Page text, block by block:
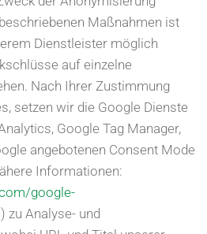
Maßnahmen ist
Dienstleister möglich
auf einzelne
Nach Ihrer Zustimmung
setzen wir die Google Dienste
Google Tag Manager,
angebotenen Consent Mode
Informationen:
google-
) zu Analyse- und